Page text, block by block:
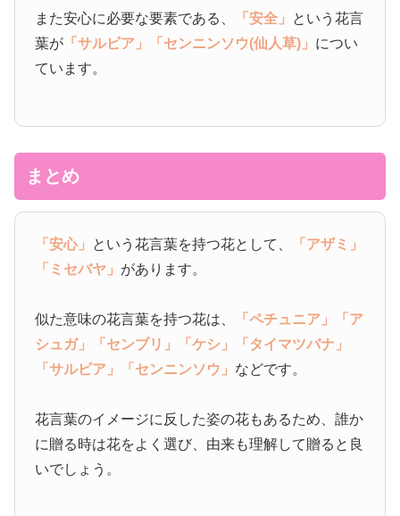
また安心に必要な要素である、 「安全」 という花言
葉が 「サルビア」 「センニンソウ(仙人草)」 につい
ています。
まとめ
「安心」 という花言葉を持つ花として、
「アザミ」
「ミセバヤ」 があります。
似た意味の花言葉を持つ花は、 「ペチュニア」
「ア
シュガ」
「センブリ」 「ケシ」
「タイマツバナ」
「サルビア」
「センニンソウ」 などです。
花言葉のイメージに反した姿の花もあるため、誰か
に贈る時は花をよく選び、由来も理解して贈ると良
いでしょう。